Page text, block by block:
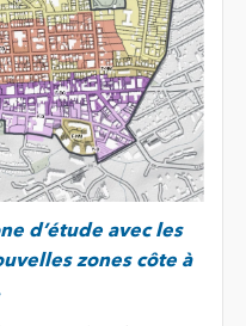
d’étude avec les
zones côte à